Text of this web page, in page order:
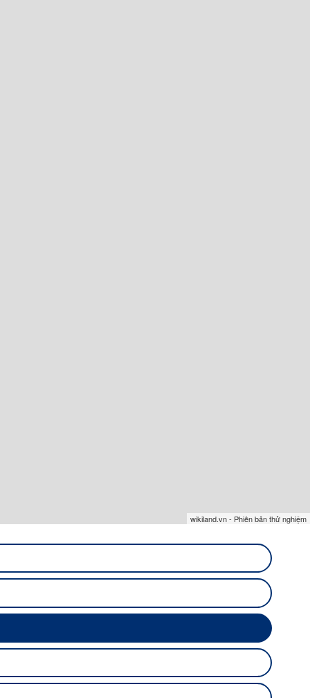
duy trì mức giá hấp dẫn so với các thành
trường đến từ nhiều đối tượng, bao gồm
cao, minh chứng cho sức hút của thị
wikiland.vn - Phiên bản thử nghiệm